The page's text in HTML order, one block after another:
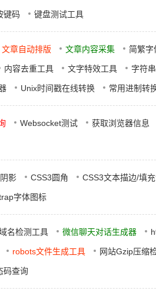
键码 键盘测试工具
文章自动排版 文章内容采集 简繁字
内容去重工具 文字特效工具 字符
Unix时间戳在线转换 常用进制转
Websocket测试 获取浏览器信息
影 CSS3圆角 CSS3文本描边/填
字体图标
名检测工具 微信聊天对话生成器
robots文件生成工具 网站Gzip压缩
码查询